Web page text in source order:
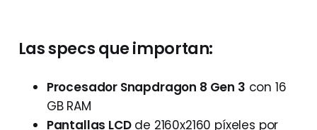
Las specs que importan:
Procesador Snapdragon 8 Gen 3 con 16
GB RAM
Pantallas LCDde 2160x2160 píxeles por